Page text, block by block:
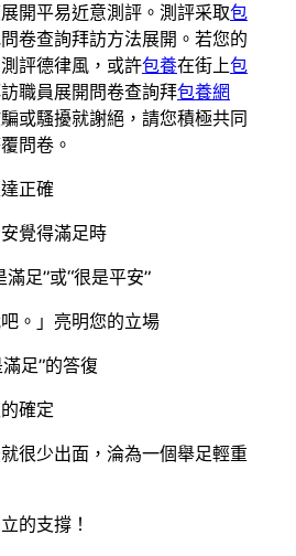
開平易近意測評。測評采取包
卷查詢拜訪方法展開。若您的
評德律風，或許包養在街上包
職員展開問卷查詢拜包養網
或騷擾就謝絕，請您積極共同
問卷。
正確
覺得滿足時
滿足”或“很是平安”
。」亮明您的立場
足”的答復
確定
很少出面，淪為一個舉足輕重
的支撐！